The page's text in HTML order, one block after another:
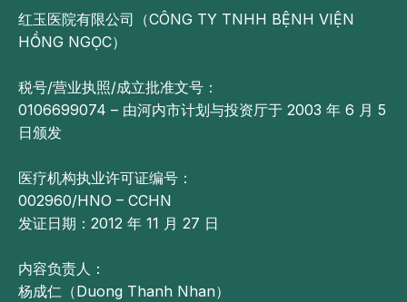
红玉医院有限公司（CÔNG TY TNHH BỆNH VIỆN
HỒNG NGỌC）
税号/营业执照/成立批准文号：
0106699074 – 由河内市计划与投资厅于 2003 年 6 月 5
日颁发
医疗机构执业许可证编号：
002960/HNO – CCHN
发证日期：2012 年 11 月 27 日
内容负责人：
杨成仁（Duong Thanh Nhan）